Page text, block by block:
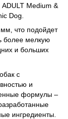
ADULT Medium &
Dog.
что подойдет
более мелкую
и больших
с
и
формулы –
ингредиенты.